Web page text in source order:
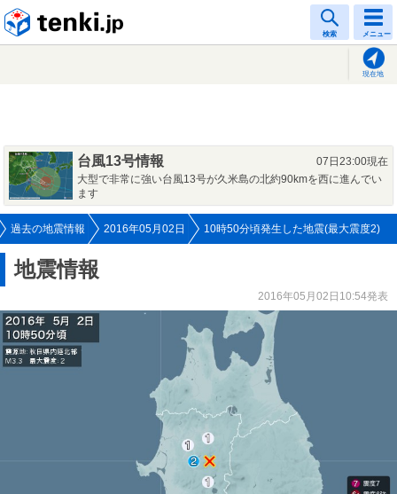
検索 メニュー
現在地
台風13号情報
07日23:00現在
大型で非常に強い台風13号が久米島の北約90kmを西に進んでい
ます
過去の地震情報 2016年05月02日 10時50分頃発生した地震(最大震度2)
地震情報
2016年05月02日10:54発表